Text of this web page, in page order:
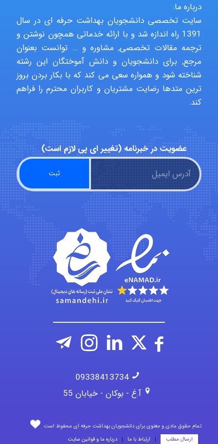
A.balandeh
fatima
Jafar Tym
aghajari vahid
Poubakhtiari
Alirez0990
درباره ما:
سایت تخصصی دانشجویان بهداشت حرفه ای در سال
1391 راه اندازه شد و با ارائه خدماتی همچون نوشتن و
ترجمه مقالات تخصصی, مشاوره و … توانست بعنوان
مرجع, برای دانشجویان و دانش آموختگان این رشته
شناخته شود و همواره سعی می کند که با بکار بردن بروز
ترین متدها رضایت مشتریان و کاربران محترم را فراهم
کند.
عضویت در خبرنامه (تغییر ای پی لازم است)
09338413734
آ.غ - بوکان - خیابان 55
تمام حقوق مادی و معنوی برای دانشجویان بهداشت حرفه ای محفوظ است
ارسال مطلب
ارتباط با ما درباره ما و قوانین سایت